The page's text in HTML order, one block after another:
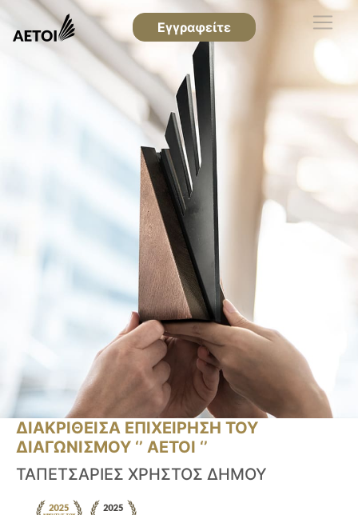
Εγγραφείτε
ΔΙΑΚΡΙΘΕΙΣΑ ΕΠΙΧΕΙΡΗΣΗ ΤΟΥ
ΔΙΑΓΩΝΙΣΜΟΥ ‘’ ΑΕΤΟΙ ‘’
ΤΑΠΕΤΣΑΡΙΕΣ ΧΡΗΣΤΟΣ ΔΗΜΟΥ